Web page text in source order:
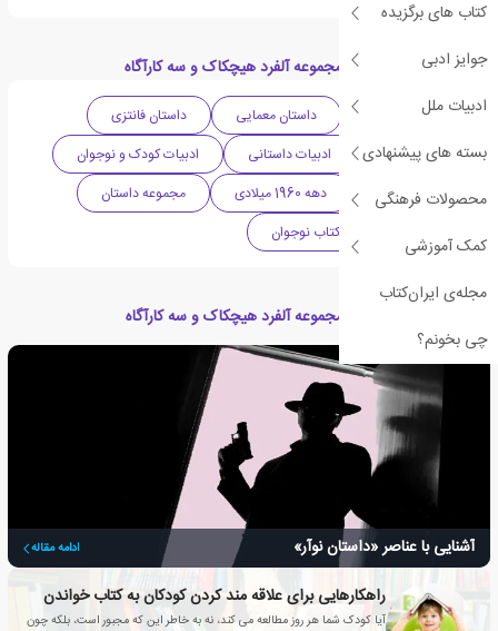
کتاب های برگزیده
جوایز ادبی
ادبیات ملل
بسته های پیشنهادی
محصولات فرهنگی
کمک آموزشی
مجله‌ی ایران‌کتاب
چی بخونم؟
دسته بندی های کتاب مجموعه آلفرد هیچکاک و سه کارآگاه
داستان ماجرایی داستان معمایی
داستان فانتزی
ادبیات آمریکا
ادبیات داستانی
ادبیات کودک و نوجوان
داستان جنایی
دهه 1960 میلادی
مجموعه داستان
کتاب نوجوان
مقالات مرتبط با کتاب مجموعه آلفرد هیچکاک و سه کارآگاه
آشنایی با عناصر «داستان نوآر» ادامه مقاله
راهکارهایی برای علاقه مند کردن کودکان به کتاب خواندن
آیا کودک شما هر روز مطالعه می کند، نه به خاطر این که مجبور است، بلکه چون